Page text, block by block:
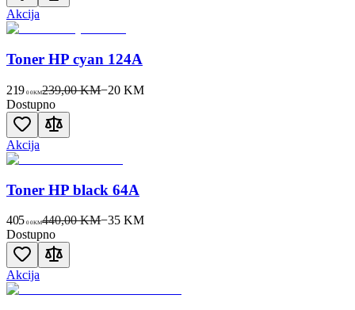
Akcija
Toner HP cyan 124A
219 00KM239,00 KM−20 KM
Dostupno
Akcija
Toner HP black 64A
405 00KM440,00 KM−35 KM
Dostupno
Akcija